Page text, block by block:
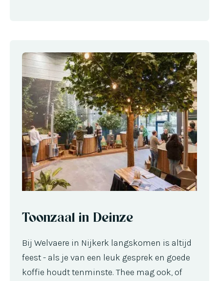
Toonzaal in Deinze
Bij Welvaere in Nijkerk langskomen is altijd
feest - als je van een leuk gesprek en goede
koffie houdt tenminste. Thee mag ook, of